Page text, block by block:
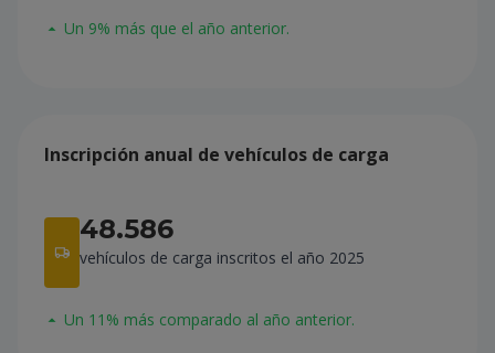
Un 9% más que el año anterior.
Inscripción anual de vehículos de carga
48.586
vehículos de carga inscritos el año 2025
Un 11% más comparado al año anterior.